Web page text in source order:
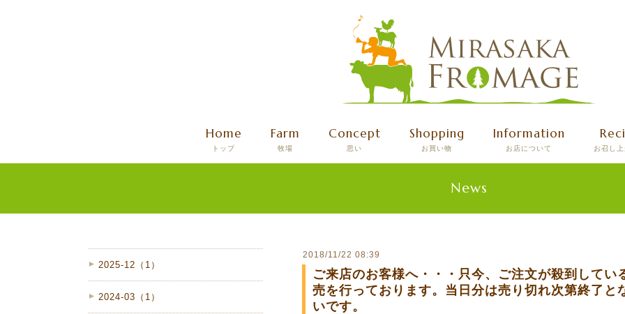
Home
トップ
Farm
牧場
Concept
思い
Shopping
お買い物
Information
お店について お召し
News
2025-12（1）
2024-03（1）
2018/11/22 08:39
ご来店のお客様へ・・・只今、ご注文が殺到して
売を行っております。当日分は売り切れ次第終了と
いです。